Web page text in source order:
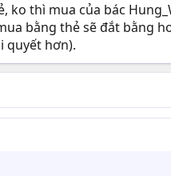
ko thì mua của bác
bằng thẻ sẽ đắt bằng
quyết hơn).